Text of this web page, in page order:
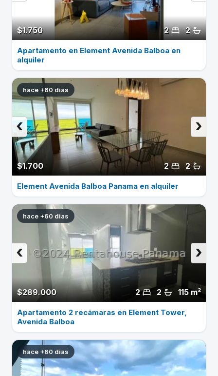
$1.750 2
2
Apartamento en Element Avenida Balboa en
alquiler
hace +60 dias
$1.700 2
2
›
‹
Element Avenida Balboa Panama en alquiler
hace +60 dias
$289.000 115 m²
2
2
›
‹
Apartamento 2 recámaras en Element Tower,
Avenida Balboa
hace +60 dias